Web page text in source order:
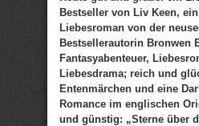
Bestseller von Liv Keen,
Liebesroman von der
Bestsellerautorin Bronwen
Fantasyabenteuer,
Liebesdrama; reich und
Entenmärchen und eine
Romance im englischen
und günstig: „Sterne über